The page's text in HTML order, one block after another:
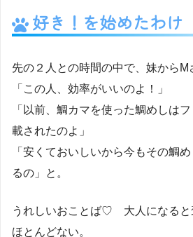
好き！を始めたわけ
先の２人との時間の中で、妹からM
「この人、効率がいいのよ！」
「以前、鯛カマを使った鯛めしは
載されたのよ」
「安くておいしいから今もその鯛
るの」と。
うれしいおことば♡ 大人になると
ほとんどない。